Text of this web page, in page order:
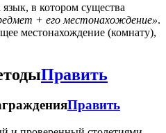
в котором существа
+ его местонахождение».
местонахождение (комнату),
Править
Править